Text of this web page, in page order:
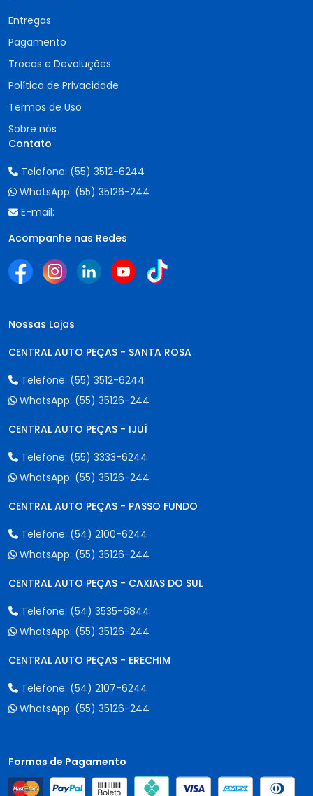
Entregas
Pagamento
Trocas e Devoluções
Política de Privacidade
Termos de Uso
Sobre nós
Contato
Telefone: (55) 3512-6244
WhatsApp: (55) 35126-244
E-mail:
Acompanhe nas Redes
Nossas Lojas
CENTRAL AUTO PEÇAS - SANTA ROSA
Telefone: (55) 3512-6244
WhatsApp: (55) 35126-244
CENTRAL AUTO PEÇAS - IJUÍ
Telefone: (55) 3333-6244
WhatsApp: (55) 35126-244
CENTRAL AUTO PEÇAS - PASSO FUNDO
Telefone: (54) 2100-6244
WhatsApp: (55) 35126-244
CENTRAL AUTO PEÇAS - CAXIAS DO SUL
Telefone: (54) 3535-6844
WhatsApp: (55) 35126-244
CENTRAL AUTO PEÇAS - ERECHIM
Telefone: (54) 2107-6244
WhatsApp: (55) 35126-244
Formas de Pagamento